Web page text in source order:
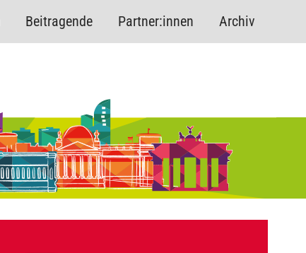
Beitragende Partner:innen Archiv